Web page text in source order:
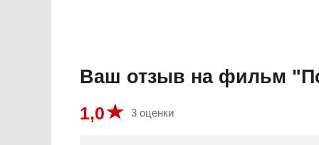
Ваш отзыв на фильм
1,0 3 оценки